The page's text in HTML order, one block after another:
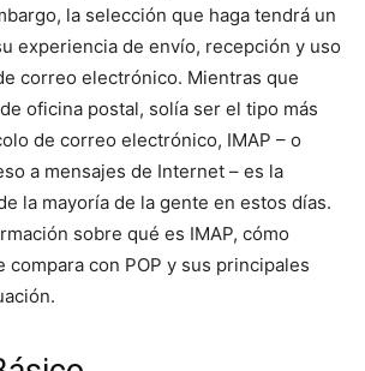
la selección que haga tendrá un
experiencia de envío, recepción y uso
correo electrónico. Mientras que
oficina postal, solía ser el tipo más
de correo electrónico, IMAP – o
a mensajes de Internet – es la
la mayoría de la gente en estos días.
sobre qué es IMAP, cómo
compara con POP y sus principales